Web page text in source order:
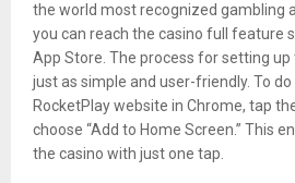
the world most recognized gambling
you can reach the casino full feature
App Store. The process for setting up
just as simple and user-friendly. To
RocketPlay website in Chrome, tap
choose “Add to Home Screen.” This
the casino with just one tap.